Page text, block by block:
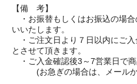
【備 考】
・お振替もしくはお振込の場
いいたします。
・ご注文日より７日以内にご
とさせて頂きます。
・ご入金確認後3～7営業日で商
(お急ぎの場合は、メールか